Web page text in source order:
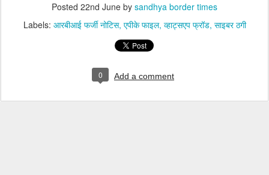
Posted 22nd June by sandhya border times
Labels: आरबीआई फर्जी नोटिस एपीके फाइल व्हाट्सएप फ्रॉड साइबर ठगी
0 Add a comment